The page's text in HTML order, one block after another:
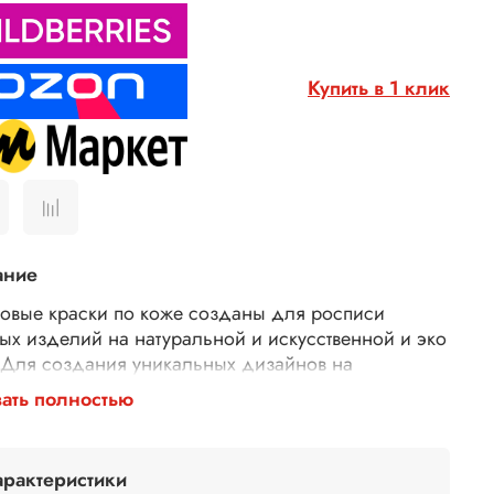
Купить в 1 клик
краски по коже созданы для росписи
изделий на натуральной и искусственной и эко
создания уникальных дизайнов на
куртках, сумках, кошельках, обложках.
краски акриловые для кожи представляют
поверхностью. Краски для кастомизации
полностью